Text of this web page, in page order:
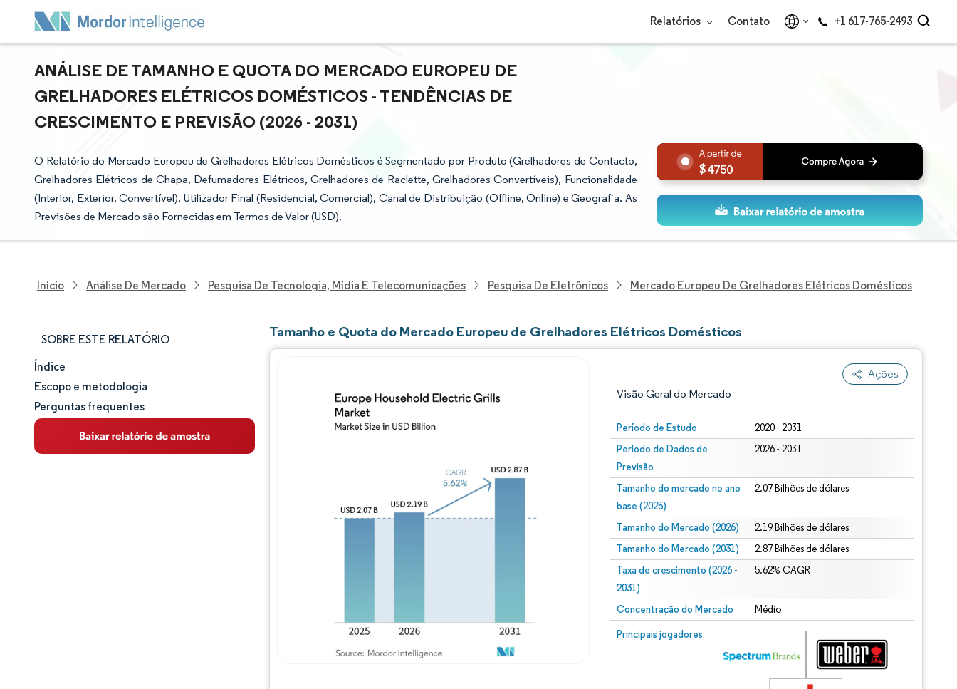
Relatórios Contato +1 617-765-2493
ANÁLISE DE TAMANHO E QUOTA DO MERCADO EUROPEU DE
GRELHADORES ELÉTRICOS DOMÉSTICOS - TENDÊNCIAS DE
CRESCIMENTO E PREVISÃO (2026 - 2031)
O Relatório do Mercado Europeu de Grelhadores Elétricos Domésticos é Segmentado por Produto (Grelhadores de Contacto,
Grelhadores Elétricos de Chapa, Defumadores Elétricos, Grelhadores de Raclette, Grelhadores Convertíveis), Funcionalidade
(Interior, Exterior, Convertível), Utilizador Final (Residencial, Comercial), Canal de Distribuição (Offline, Online) e Geografia. As
Previsões de Mercado são Fornecidas em Termos de Valor (USD).
4750
Início Análise De Mercado Pesquisa De Tecnologia, Mídia E Telecomunicações Pesquisa De Eletrônicos Mercado Europeu De Grelhadores Elétricos Domésticos
SOBRE ESTE RELATÓRIO
Tamanho e participação de mercado
Análise de mercado
Tendências e insights
Índice
Escopo e metodologia
Perguntas frequentes
Tamanho e Quota do Mercado Europeu de Grelhadores Elétricos Domésticos
Ações
Visão Geral do Mercado
Período de Estudo 2020 - 2031
Período de Dados de
Previsão
2026 - 2031
Tamanho do mercado no ano
base (2025)
2.07 Bilhões de dólares
Tamanho do Mercado (2026) 2.19 Bilhões de dólares
Tamanho do Mercado (2031) 2.87 Bilhões de dólares
Taxa de crescimento (2026 -
2031)
5.62% CAGR
Concentração do Mercado Médio
Principais jogadores
Imagem © Mordor Intelligence. O reuso requer atribuição conforme CC BY 4.0.
Imagem © Mordor Intelligence. O reuso requer atribuição conforme CC BY 4.0.